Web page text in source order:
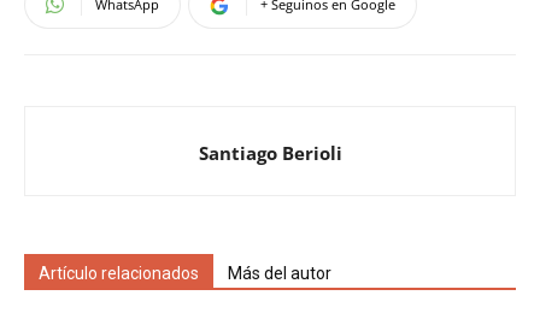
WhatsApp + Seguinos en Google
Santiago Berioli
Artículo relacionados Más del autor